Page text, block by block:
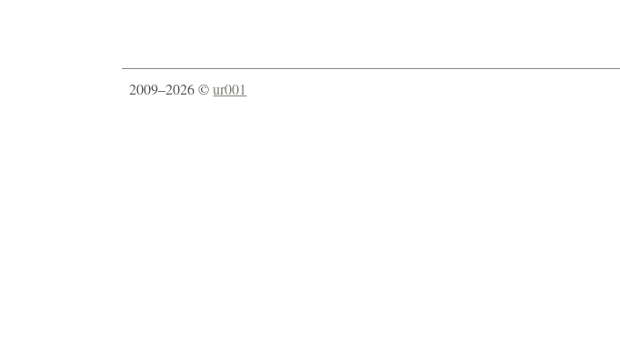
2009–2026 ©ur001